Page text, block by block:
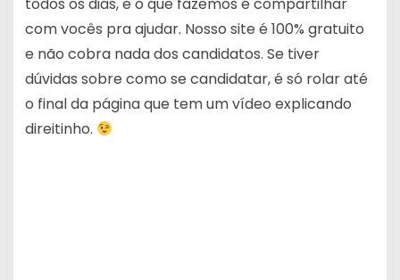
com vocês pra ajudar. Nosso site é 100% gratuito
e não cobra nada dos candidatos. Se tiver
dúvidas sobre como se candidatar, é só rolar até
o final da página que tem um vídeo explicando
direitinho.